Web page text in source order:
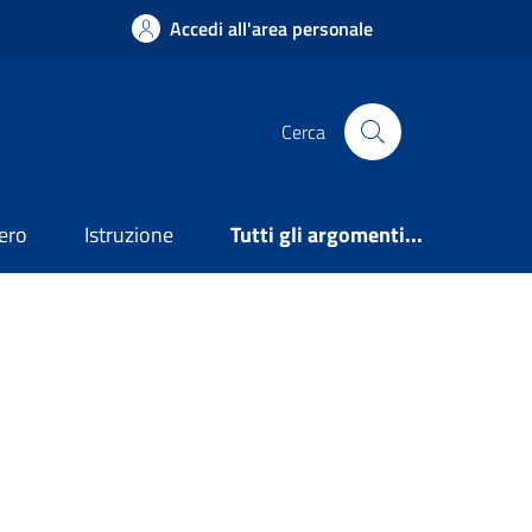
Accedi all'area personale
Cerca
Istruzione Tutti gli argomenti...